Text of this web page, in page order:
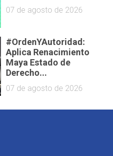
07 de agosto de 2026
#OrdenYAutoridad:
Aplica Renacimiento
Maya Estado de
Derecho...
07 de agosto de 2026